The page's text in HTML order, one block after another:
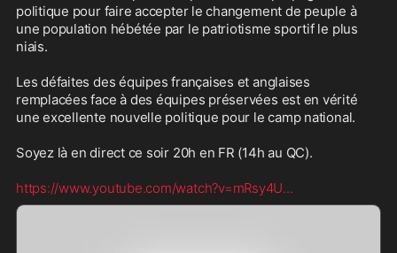
politique pour faire accepter le changement de peuple à
une population hébétée par le patriotisme sportif le plus
niais.
Les défaites des équipes françaises et anglaises
remplacées face à des équipes préservées est en vérité
une excellente nouvelle politique pour le camp national.
Soyez là en direct ce soir 20h en FR (14h au QC).
https://www.youtube.com/watch?v=mRsy4U...